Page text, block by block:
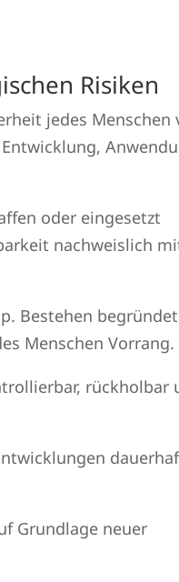
Risiken
jedes Menschen
oder eingesetzt
nachweislich
Bestehen
Menschen Vorrang.
rückholbar
Grundlage neuer